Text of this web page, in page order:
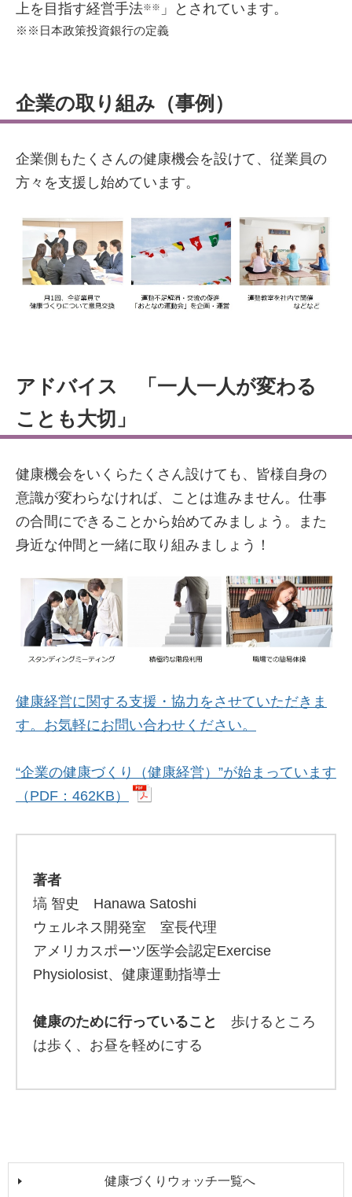
上を目指す経営手法※※ 」とされています。
※※日本政策投資銀行の定義
企業の取り組み（事例）
企業側もたくさんの健康機会を設けて、従業員の
方々を支援し始めています。
アドバイス 「一人一人が変わる
ことも大切」
健康機会をいくらたくさん設けても、皆様自身の
意識が変わらなければ、ことは進みません。仕事
の合間にできることから始めてみましょう。また
身近な仲間と一緒に取り組みましょう！
健康経営に関する支援・協力をさせていただきま
す。お気軽にお問い合わせください。
“企業の健康づくり（健康経営）”が始まっています
（PDF：462KB）
著者
塙 智史 Hanawa Satoshi
ウェルネス開発室 室長代理
アメリカスポーツ医学会認定Exercise
Physiolosist、健康運動指導士
健康のために行っていること
歩けるところ
は歩く、お昼を軽めにする
健康づくりウォッチ一覧へ